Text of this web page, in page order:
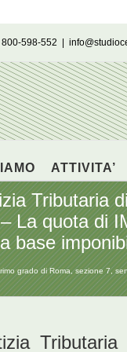
598-552
ATTIVITA’
Tributaria
La quota di
base
grado di Roma, sezione 7,